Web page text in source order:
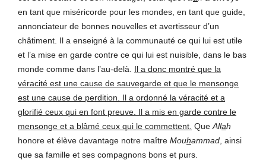
en tant que miséricorde pour les mondes, en tant que guide,
annonciateur de bonnes nouvelles et avertisseur d’un
châtiment. Il a enseigné à la communauté ce qui lui est utile
et l’a mise en garde contre ce qui lui est nuisible, dans le bas
monde comme dans l’au-delà. Il a donc montré que la
véracité est une cause de sauvegarde et que le mensonge
est une cause de perdition. Il a ordonné la véracité et a
glorifié ceux qui en font preuve. Il a mis en garde contre le
mensonge et a blâmé ceux qui le commettent. Que Allah
honore et élève davantage notre maître Mouhammad , ainsi
que sa famille et ses compagnons bons et purs.